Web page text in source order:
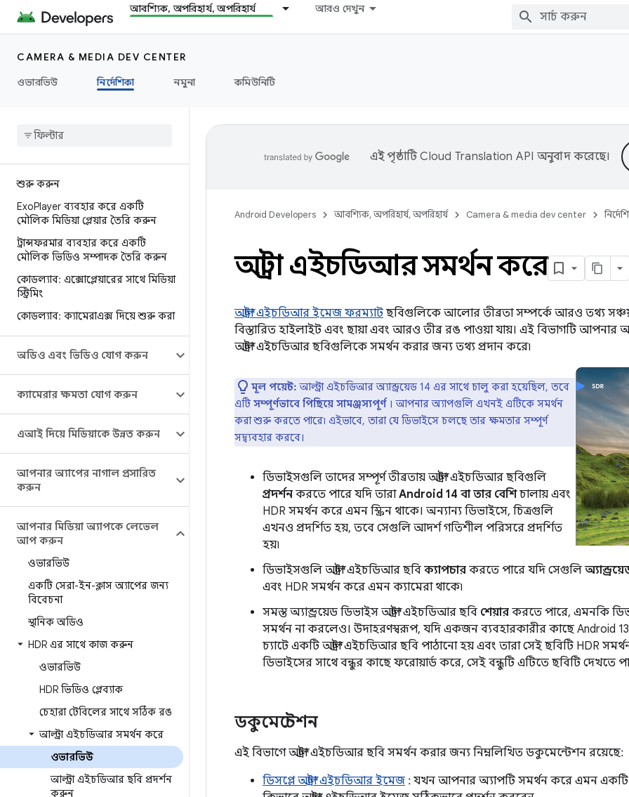
আবশ্যিক, অপরিহার্য, অপরিহার্য আরও দেখুন
CAMERA & MEDIA DEV CENTER
ওভারভিউ
নির্দেশিকা নমুনা কমিউনিটি
শুরু করুন
ExoPlayer ব্যবহার করে একটি
মৌলিক মিডিয়া প্লেয়ার তৈরি করুন
ট্রান্সফরমার ব্যবহার করে একটি
মৌলিক ভিডিও সম্পাদক তৈরি করুন
কোডল্যাব: এক্সোপ্লেয়ারের সাথে মিডিয়া
স্ট্রিমিং
কোডল্যাব: ক্যামেরাএক্স দিয়ে শুরু করা
অডিও এবং ভিডিও যোগ করুন
ক্যামেরার ক্ষমতা যোগ করুন
এআই দিয়ে মিডিয়াকে উন্নত করুন
আপনার অ্যাপের নাগাল প্রসারিত
করুন
আপনার মিডিয়া অ্যাপকে লেভেল
আপ করুন
ওভারভিউ
একটি সেরা-ইন-ক্লাস অ্যাপের জন্য
বিবেচনা
স্থানিক অডিও
HDR এর সাথে কাজ করুন
ওভারভিউ
HDR ভিডিও প্লেব্যাক
চেহারা টেবিলের সাথে সঠিক রঙ
আল্ট্রা এইচডিআর সমর্থন করে
ওভারভিউ
আল্ট্রা এইচডিআর ছবি প্রদর্শন
করুন
এই পৃষ্ঠাটিCloud Translation API অনুবাদ করেছে।
Android Developers আবশ্যিক, অপরিহার্য, অপরিহার্য Camera & media dev center
আল্ট্রা এইচডিআর সমর্থন করে
আল্ট্রা এইচডিআর ইমেজ ফরম্যাট ছবিগুলিকে আলোর তীব্রতা সম্পর্কে আরও তথ্য
বিস্তারিত হাইলাইট এবং ছায়া এবং আরও তীব্র রঙ পাওয়া যায়। এই বিভাগটি আপনার
আল্ট্রা এইচডিআর ছবিগুলিকে সমর্থন করার জন্য তথ্য প্রদান করে৷
মূল পয়েন্ট: আল্ট্রা এইচডিআর অ্যান্ড্রয়েড 14 এর সাথে চালু করা হয়েছিল, তবে
এটি সম্পূর্ণভাবে পিছিয়ে সামঞ্জস্যপূর্ণ। আপনার অ্যাপগুলি এখনই এটিকে সমর্থন
করা শুরু করতে পারে৷ এইভাবে, তারা যে ডিভাইসে চলছে তার ক্ষমতার সম্পূর্ণ
সদ্ব্যবহার করবে।
ডিভাইসগুলি তাদের সম্পূর্ণ তীব্রতায় আল্ট্রা এইচডিআর ছবিগুলি
প্রদর্শন করতে পারে যদি তারাAndroid 14 বা তার বেশিচালায় এবং
HDR সমর্থন করে এমন স্ক্রিন থাকে। অন্যান্য ডিভাইসে, চিত্রগুলি
এখনও প্রদর্শিত হয়, তবে সেগুলি আদর্শ গতিশীল পরিসরে প্রদর্শিত
হয়৷
ডিভাইসগুলি আল্ট্রা এইচডিআর ছবি ক্যাপচার করতে পারে যদি সেগুলি
এবং HDR সমর্থন করে এমন ক্যামেরা থাকে৷
সমস্ত অ্যান্ড্রয়েড ডিভাইস আল্ট্রা এইচডিআর ছবি শেয়ার করতে পারে, এমনকি
সমর্থন না করলেও। উদাহরণস্বরূপ, যদি একজন ব্যবহারকারীর কাছে Android
চ্যাটে একটি আল্ট্রা এইচডিআর ছবি পাঠানো হয় এবং তারা সেই ছবিটি HDR
ডিভাইসের সাথে বন্ধুর কাছে ফরোয়ার্ড করে, সেই বন্ধুটি এটিতে ছবিটি দেখতে
ডকুমেন্টেশন
এই বিভাগে আল্ট্রা এইচডিআর ছবি সমর্থন করার জন্য নিম্নলিখিত ডকুমেন্টেশন রয়েছে:
ডিসপ্লে আল্ট্রা এইচডিআর ইমেজ : যখন আপনার অ্যাপটি সমর্থন করে এমন